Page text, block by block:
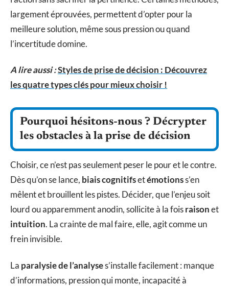
largement éprouvées, permettent d’opter pour la
meilleure solution, même sous pression ou quand
l’incertitude domine.
A lire aussi :Styles de prise de décision : Découvrez
les quatre types clés pour mieux choisir !
Pourquoi hésitons-nous ? Décrypter
les obstacles à la prise de décision
Choisir, ce n’est pas seulement peser le pour et le contre.
Dès qu’on se lance, biais cognitifsetémotionss’en
mêlent et brouillent les pistes. Décider, que l’enjeu soit
lourd ou apparemment anodin, sollicite à la foisraisonet
intuition. La crainte de mal faire, elle, agit comme un
frein invisible.
La paralysie de l’analyses’installe facilement : manque
d’informations, pression qui monte, incapacité à